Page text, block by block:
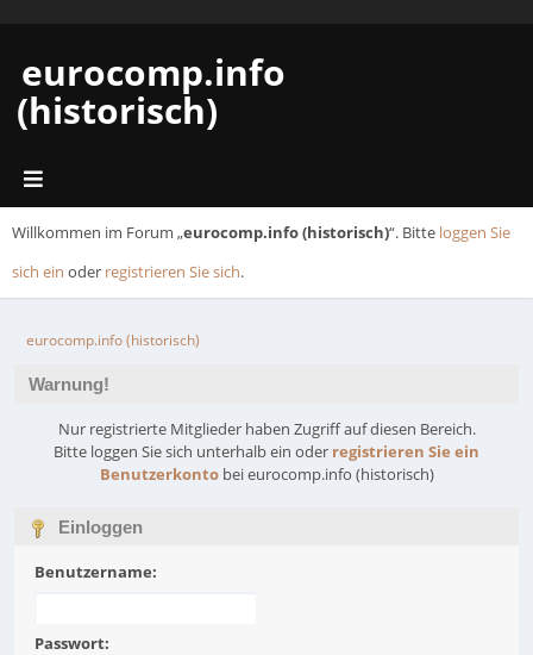
eurocomp.info
(historisch)
Willkommen im Forum „eurocomp.info (historisch)“. Bitte loggen Sie
sich ein oder registrieren Sie sich.
eurocomp.info (historisch)
Warnung!
Nur registrierte Mitglieder haben Zugriff auf diesen Bereich.
Bitte loggen Sie sich unterhalb ein oder registrieren Sie ein
Benutzerkontobei eurocomp.info (historisch)
Einloggen
Benutzername:
Passwort: